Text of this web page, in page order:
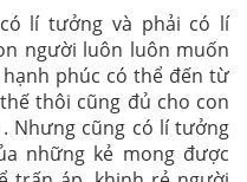
lí tưởng và phải có lí
người luôn luôn muốn
phúc có thể đến từ
thôi cũng đủ cho con
Nhưng cũng có lí tưởng
những kẻ mong được